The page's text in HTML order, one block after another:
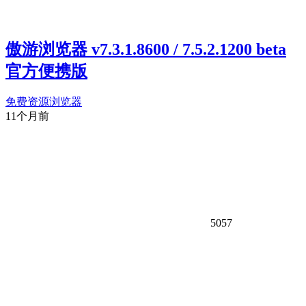
傲游浏览器 v7.3.1.8600 / 7.5.2.1200 beta
官方便携版
免费资源浏览器
11个月前
5057